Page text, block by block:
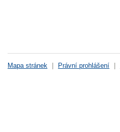
Mapa stránek | Právní prohlášení |